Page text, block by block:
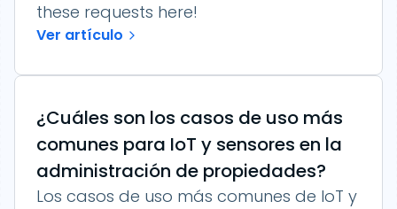
these requests here!
Ver artículo
¿Cuáles son los casos de uso más
comunes para IoT y sensores en la
administración de propiedades?
Los casos de uso más comunes de IoT y